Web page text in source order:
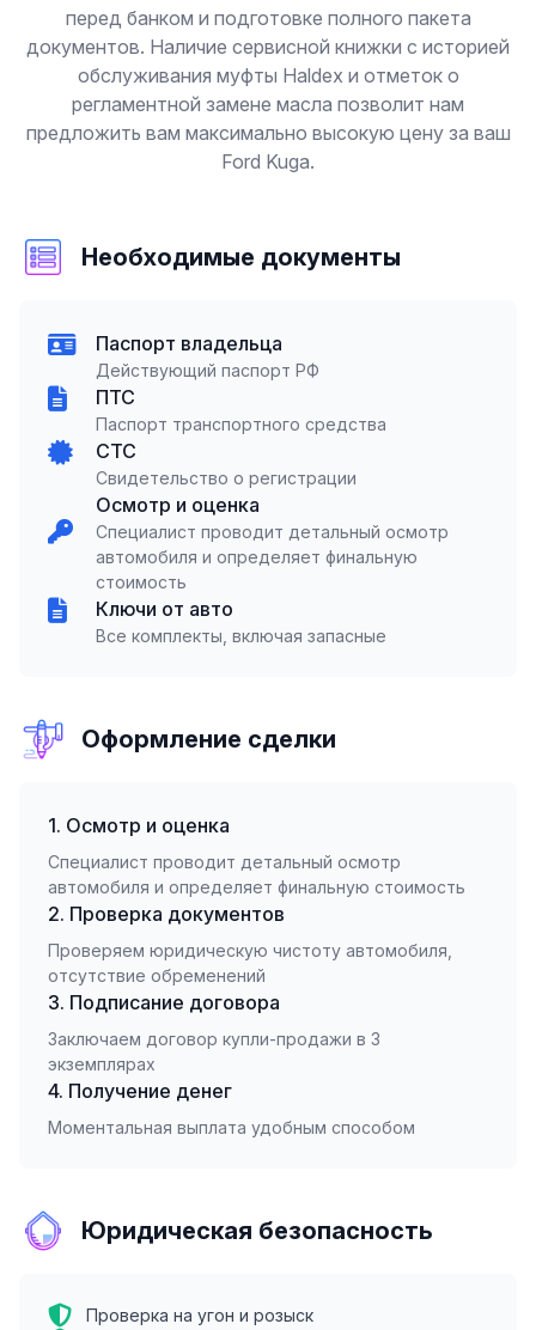
перед банком и подготовке полного пакета
документов. Наличие сервисной книжки с историей
обслуживания муфты Haldex и отметок о
регламентной замене масла позволит нам
предложить вам максимально высокую цену за ваш
Ford Kuga.
Необходимые документы
Паспорт владельца
Действующий паспорт РФ
ПТС
Паспорт транспортного средства
СТС
Свидетельство о регистрации
Осмотр и оценка
Специалист проводит детальный осмотр
автомобиля и определяет финальную
стоимость
Ключи от авто
Все комплекты, включая запасные
Оформление сделки
1. Осмотр и оценка
Специалист проводит детальный осмотр
автомобиля и определяет финальную стоимость
2. Проверка документов
Проверяем юридическую чистоту автомобиля,
отсутствие обременений
3. Подписание договора
Заключаем договор купли-продажи в 3
экземплярах
4. Получение денег
Моментальная выплата удобным способом
Юридическая безопасность
Проверка на угон и розыск